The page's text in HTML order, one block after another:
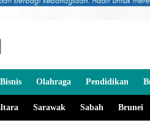
Olahraga Pendidikan
Sarawak Sabah Brunei